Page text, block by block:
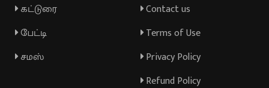
கட்டுரை
பேட்டி
சமஸ்
Contact us
Terms of Use
Privacy Policy
Refund Policy